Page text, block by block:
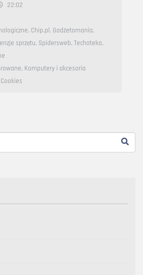
22:02
, Chip.pl , Gadżetomania,
sprzętu, Spidersweb, Techoteka,
, Komputery i akcesoria